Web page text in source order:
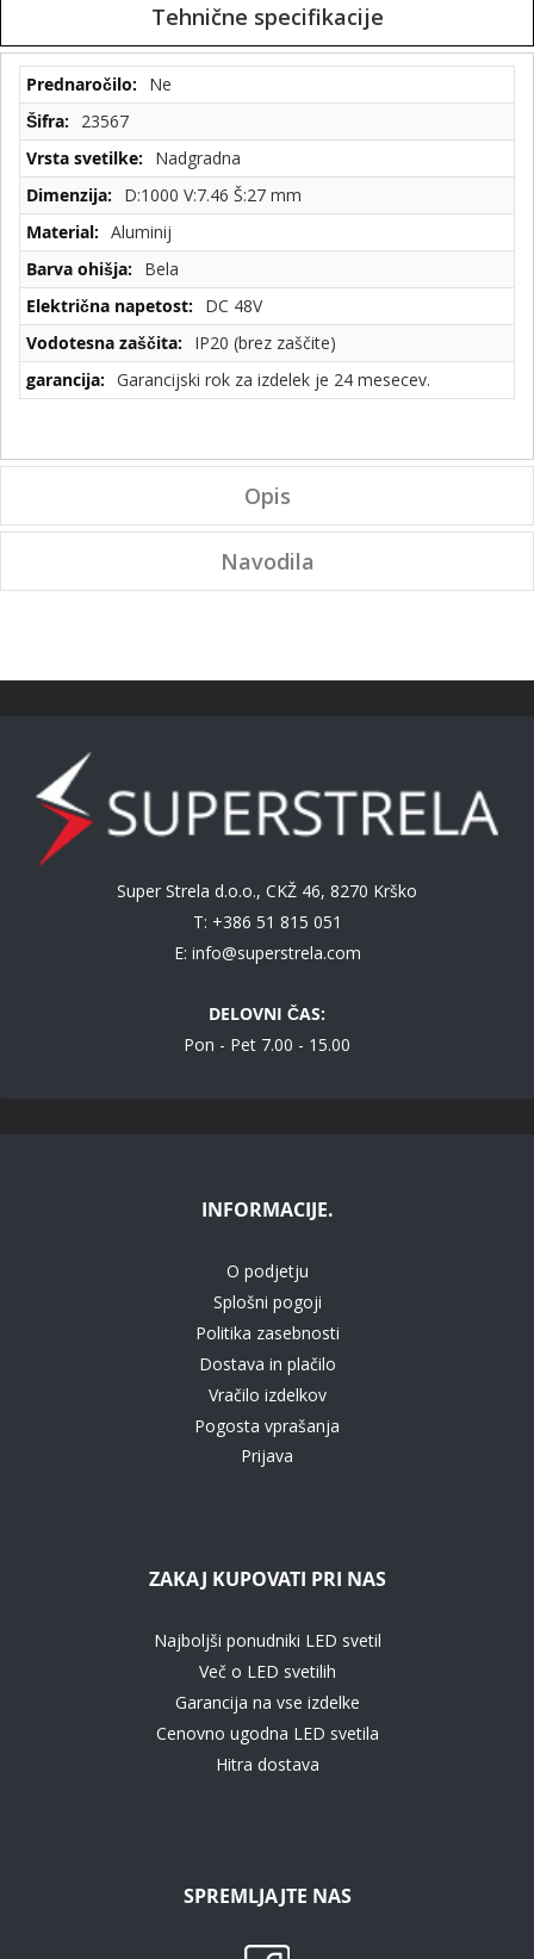
Tehnične specifikacije
Tehnične
specifikacije
Ne
23567
Nadgradna
D:1000 V:7.46 Š:27 mm
Aluminij
Bela
DC 48V
IP20 (brez zaščite)
Garancijski rok za izdelek je 24 mesecev.
Opis
Navodila
Super Strela d.o.o., CKŽ 46, 8270 Krško
T: +386 51 815 051
E: info@superstrela.com
DELOVNI ČAS:
Pon - Pet 7.00 - 15.00
INFORMACIJE.
O podjetju
Splošni pogoji
Politika zasebnosti
Dostava in plačilo
Vračilo izdelkov
Pogosta vprašanja
Prijava
ZAKAJ KUPOVATI PRI NAS
Najboljši ponudniki LED svetil
Več o LED svetilih
Garancija na vse izdelke
Cenovno ugodna LED svetila
Hitra dostava
SPREMLJAJTE NAS